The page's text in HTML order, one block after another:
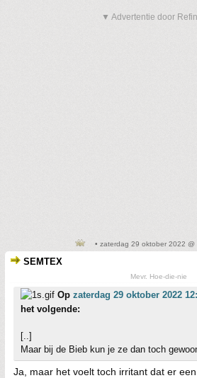
▼ Advertentie door
• zaterdag 29 oktober 2022 @
SEMTEX
Mevr. Hoe-die-nie
Op zaterdag 29 oktober 2022
het volgende:
[..]
Maar bij de Bieb kun je ze dan toch
Ja, maar het voelt toch irritant dat er